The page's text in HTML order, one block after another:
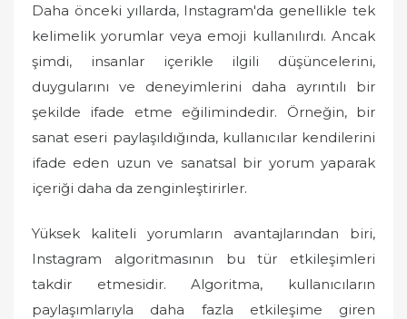
Daha önceki yıllarda, Instagram'da genellikle tek
kelimelik yorumlar veya emoji kullanılırdı. Ancak
şimdi, insanlar içerikle ilgili düşüncelerini,
duygularını ve deneyimlerini daha ayrıntılı bir
şekilde ifade etme eğilimindedir. Örneğin, bir
sanat eseri paylaşıldığında, kullanıcılar kendilerini
ifade eden uzun ve sanatsal bir yorum yaparak
içeriği daha da zenginleştirirler.
Yüksek kaliteli yorumların avantajlarından biri,
Instagram algoritmasının bu tür etkileşimleri
takdir etmesidir. Algoritma, kullanıcıların
paylaşımlarıyla daha fazla etkileşime giren